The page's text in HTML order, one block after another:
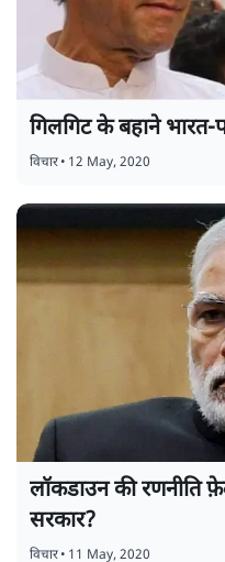
गिलगिट के बहाने भारत-
विचार• 12 May, 2020
लॉकडाउन की रणनीति
सरकार?
विचार• 11 May, 2020